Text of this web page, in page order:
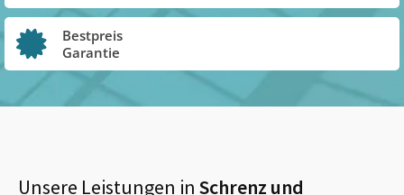
Bestpreis
Garantie
Unsere Leistungen in Schrenz und